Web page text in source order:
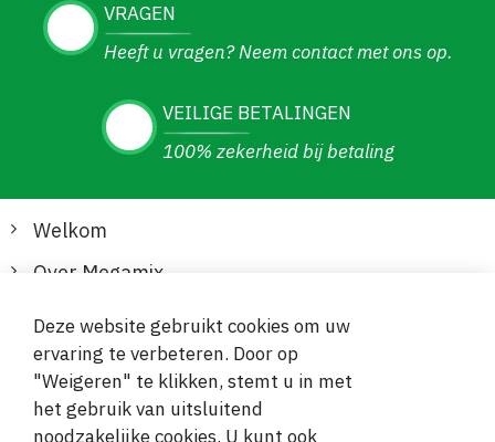
VRAGEN
Heeft u vragen? Neem contact met ons op.
VEILIGE BETALINGEN
100% zekerheid bij betaling
Welkom
Over Megamix
Informatie
Klantenservice
Veilige en gemakkelijke betalingen
Deze website gebruikt cookies om uw
ervaring te verbeteren. Door op
"Weigeren" te klikken, stemt u in met
het gebruik van uitsluitend
noodzakelijke cookies. U kunt ook